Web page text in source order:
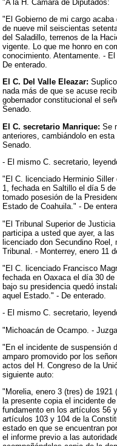
"A la H. Cámara de Diputados:
"El Gobierno de mi cargo
de nueve mil seiscientas
del Saladillo, terrenos de la
vigente. Lo que me honro en
conocimiento. Atentamente. -
De enterado.
El C. Del Valle Eleazar:
nada más de que se acuse
gobernador constitucional el
Senado.
El C. secretario Manrique: Se
anteriores, cambiándolo en
Senado.
- El mismo C. secretario,
"El C. licenciado Herminio
1, fechada en Saltillo el día 5
tomado posesión de la
Estado de Coahuila." - De
"El Tribunal Superior de
participa a usted que ayer, a
licenciado don Secundino Roel,
Tribunal. - Monterrey, enero 11
"El C. licenciado Francisco
fechada en Oaxaca el día 30
bajo su presidencia quedó
aquel Estado." - De enterado.
- El mismo C. secretario,
"Michoacán de Ocampo. -
"En el incidente de suspensión
amparo promovido por los
actos del H. Congreso de la
siguiente auto:
"Morelia, enero 3 (tres) de
la presente copia el incidente
fundamento en los artículos 56
artículos 103 y 104 de la
estado en que se encuentran
el informe previo a las